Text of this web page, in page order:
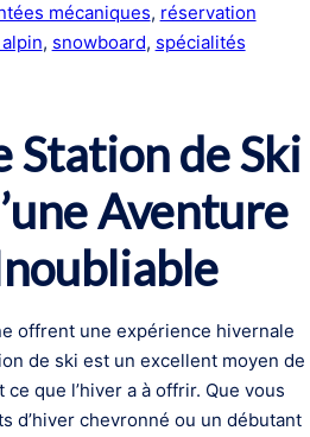
mécaniques, réservation
, snowboard, spécialités
Station de Ski
Aventure
offrent une expérience hivernale
de ski est un excellent moyen de
que l’hiver a à offrir. Que vous
d’hiver chevronné ou un débutant